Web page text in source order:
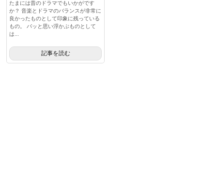
たまには昔のドラマでもいかがです
か？ 音楽とドラマのバランスが非常に
良かったものとして印象に残っている
もの。 パッと思い浮かぶものとして
は...
記事を読む